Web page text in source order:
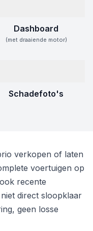
Dashboard
(met draaiende motor)
Schadefoto's
verkopen of laten
voertuigen op
recente
direct sloopklaar
geen losse